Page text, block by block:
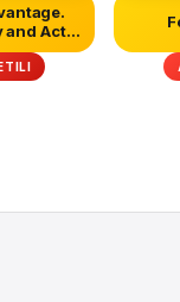
and Act